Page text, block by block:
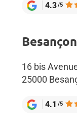
4.3/5
Besançon
16 bis
25000
4.1 /5